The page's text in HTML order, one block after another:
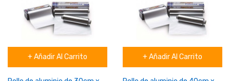
+ Añadir Al Carrito + Añadir Al Carrito